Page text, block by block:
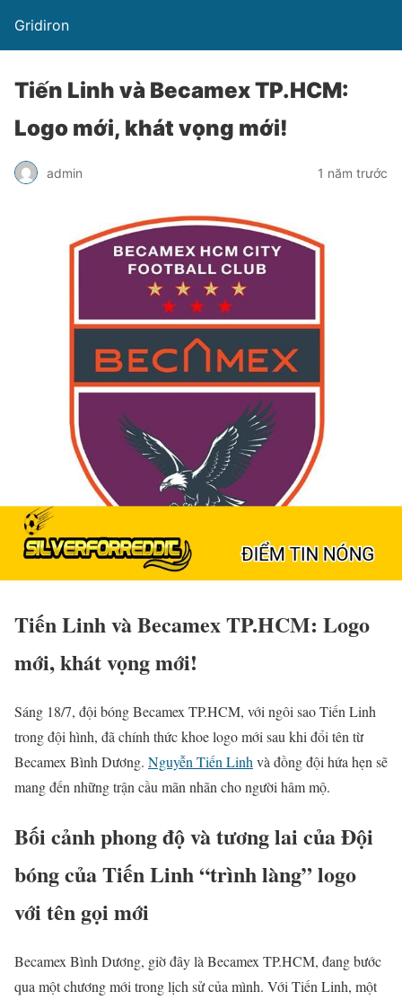
Gridiron
Tiến Linh và Becamex TP.HCM:
Logo mới, khát vọng mới!
admin 1 năm trước
Tiến Linh và Becamex TP.HCM: Logo
mới, khát vọng mới!
Sáng 18/7, đội bóng Becamex TP.HCM, với ngôi sao Tiến Linh
trong đội hình, đã chính thức khoe logo mới sau khi đổi tên từ
Becamex Bình Dương. Nguyễn Tiến Linhvà đồng đội hứa hẹn sẽ
mang đến những trận cầu mãn nhãn cho người hâm mộ.
Bối cảnh phong độ và tương lai của Đội
bóng của Tiến Linh “trình làng” logo
với tên gọi mới
Becamex Bình Dương, giờ đây là Becamex TP.HCM, đang bước
qua một chương mới trong lịch sử của mình. Với Tiến Linh, một